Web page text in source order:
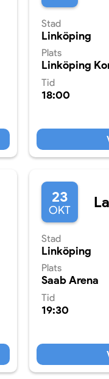
Stad
Linköping
Plats
Linköping
Tid
18:00
23
OKT
Stad
Linköping
Plats
Saab Arena
Tid
19:30